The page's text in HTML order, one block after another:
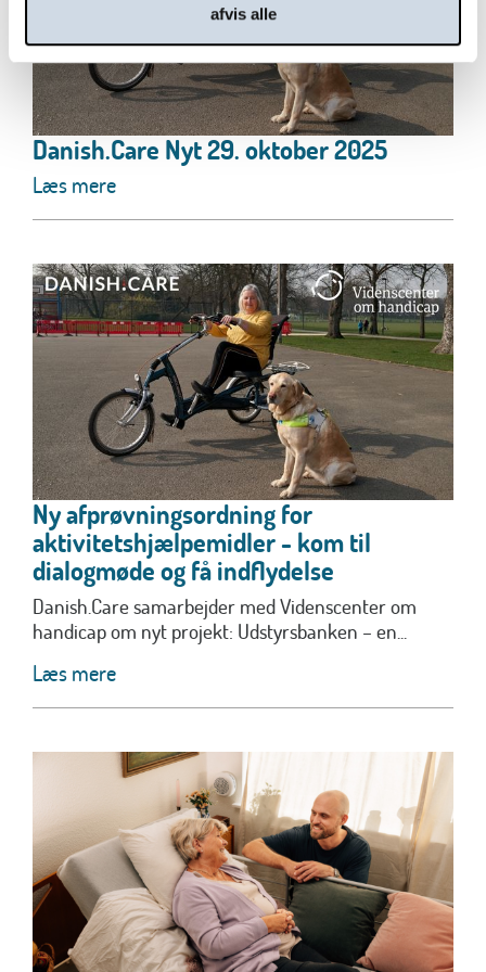
afvis alle
Danish.Care Nyt 29. oktober 2025
Læs mere
Ny afprøvningsordning for
aktivitetshjælpemidler - kom til
dialogmøde og få indflydelse
Danish.Care samarbejder med Videnscenter om
handicap om nyt projekt: Udstyrsbanken – en...
Læs mere